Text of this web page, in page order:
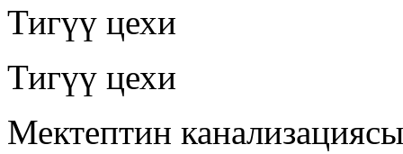
Тигүү цехи
Тигүү цехи
Мектептин канализациясы